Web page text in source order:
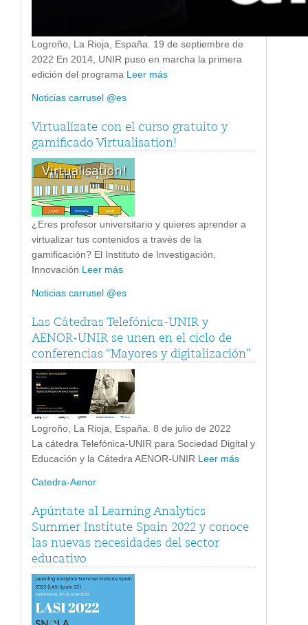
Logroño, La Rioja, España. 19 de septiembre de
2022 En 2014, UNIR puso en marcha la primera
edición del programa Leer más
Noticias carrusel @es
Virtualízate con el curso gratuito y
gamificado Virtualisation!
¿Eres profesor universitario y quieres aprender a
virtualizar tus contenidos a través de la
gamificación? El Instituto de Investigación,
Innovación Leer más
Noticias carrusel @es
Las Cátedras Telefónica-UNIR y
AENOR-UNIR se unen en el ciclo de
conferencias “Mayores y digitalización”
Logroño, La Rioja, España. 8 de julio de 2022
La cátedra Telefónica-UNIR para Sociedad Digital y
Educación y la Cátedra AENOR-UNIR Leer más
Catedra-Aenor
Apúntate al Learning Analytics
Summer Institute Spain 2022 y conoce
las nuevas necesidades del sector
educativo